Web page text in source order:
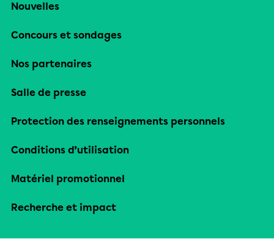
Nouvelles
Concours et sondages
Nos partenaires
Salle de presse
Protection des renseignements personnels
Conditions d’utilisation
Matériel promotionnel
Recherche et impact